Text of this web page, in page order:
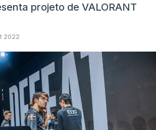
projeto de VALORANT
2022